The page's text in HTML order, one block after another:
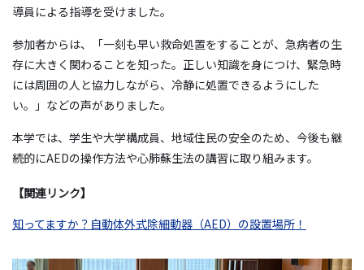
導員による指導を受けました。
参加者からは、「一刻も早い救命処置をすることが、急病者の生
存に大きく関わることを知った。正しい知識を身につけ、緊急時
には周囲の人と協力しながら、冷静に処置できるようにした
い。」などの声がありました。
本学では、学生や大学構成員、地域住民の安全のため、今後も継
続的にAEDの操作方法や心肺蘇生法の講習に取り組みます。
【関連リンク】
知ってますか？自動体外式除細動器（AED）の設置場所！